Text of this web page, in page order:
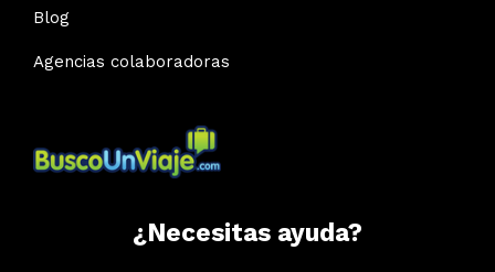
Blog
Agencias colaboradoras
¿Necesitas ayuda?